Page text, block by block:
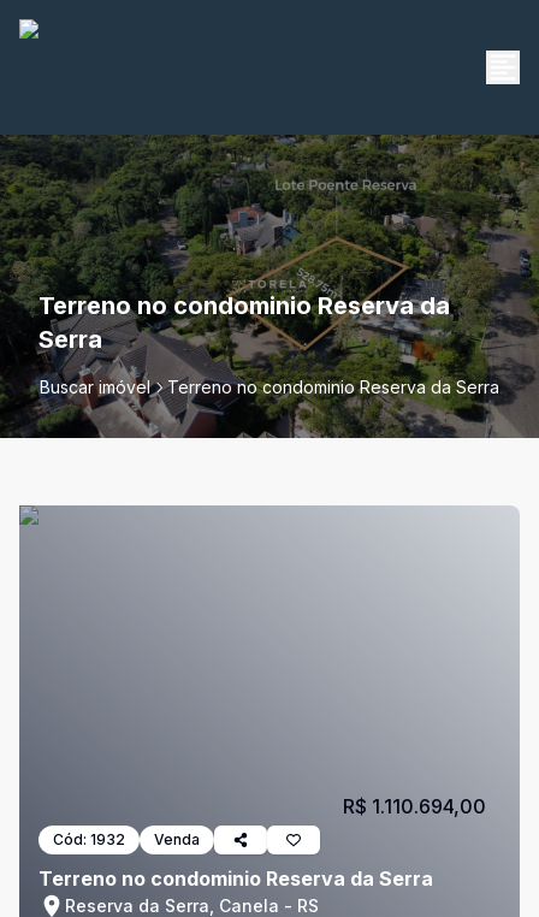
Terreno no condominio Reserva da
Serra
Buscar imóvel Terreno no condominio Reserva da Serra
Cód: 1932 Venda
Terreno no condominio Reserva da Serra
Reserva da Serra, Canela - RS
R$ 1.110.694,00